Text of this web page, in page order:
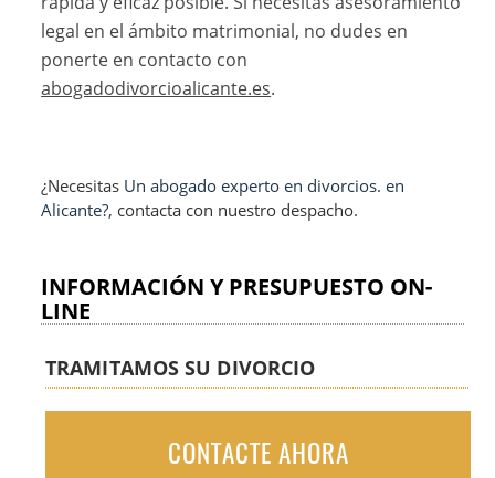
legal en el ámbito matrimonial, no dudes en
ponerte en contacto con
abogadodivorcioalicante.es.
¿Necesitas Un abogado experto en divorcios. en
Alicante?, contacta con nuestro despacho.
INFORMACIÓN Y PRESUPUESTO ON-
LINE
TRAMITAMOS SU DIVORCIO
CONTACTE AHORA